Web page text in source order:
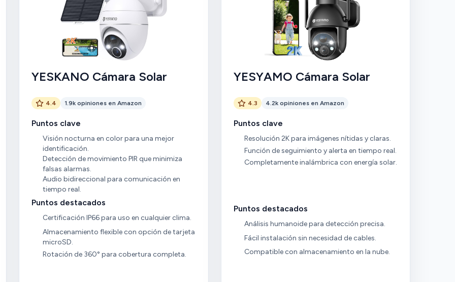
YESKANO Cámara Solar
4.4 1.9k opiniones en Amazon
Puntos clave
Visión nocturna en color para una mejor
identificación.
Detección de movimiento PIR que minimiza
falsas alarmas.
Audio bidireccional para comunicación en
tiempo real.
Puntos destacados
Certificación IP66 para uso en cualquier clima.
Almacenamiento flexible con opción de tarjeta
microSD.
Rotación de 360° para cobertura completa.
YESYAMO Cámara Solar
4.3 4.2k opiniones en Amazon
Puntos clave
Resolución 2K para imágenes nítidas y claras.
Función de seguimiento y alerta en tiempo real.
Completamente inalámbrica con energía solar.
Puntos destacados
Análisis humanoide para detección precisa.
Fácil instalación sin necesidad de cables.
Compatible con almacenamiento en la nube.